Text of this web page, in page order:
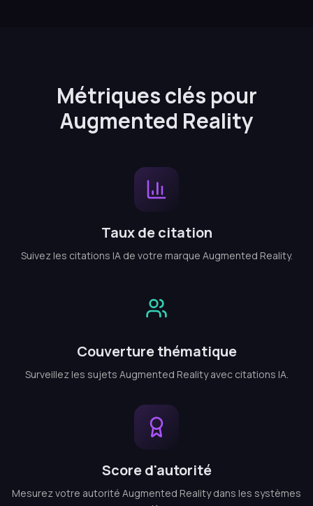
Métriques clés pour
Augmented Reality
Taux de citation
Suivez les citations IA de votre marque Augmented Reality.
Couverture thématique
Surveillez les sujets Augmented Reality avec citations IA.
Score d'autorité
Mesurez votre autorité Augmented Reality dans les systèmes